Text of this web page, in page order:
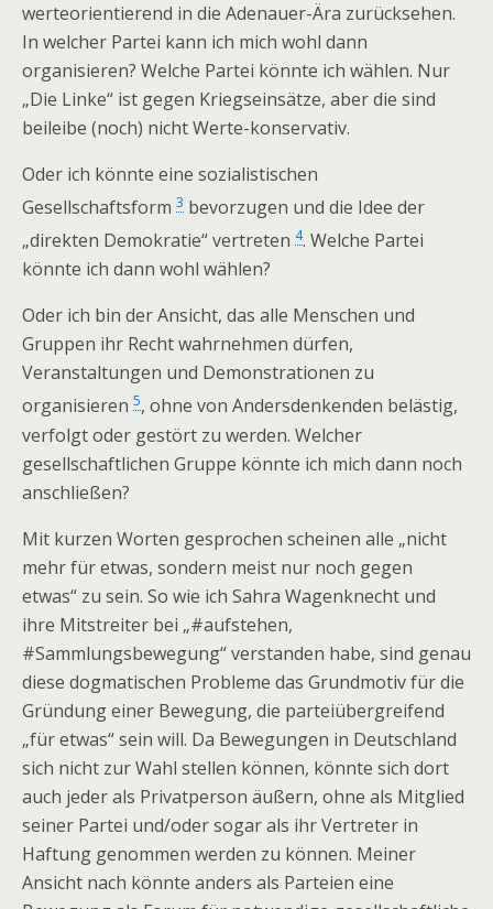
werteorientierend in die Adenauer-Ära zurücksehen.
In welcher Partei kann ich mich wohl dann
organisieren? Welche Partei könnte ich wählen. Nur
„Die Linke“ ist gegen Kriegseinsätze, aber die sind
beileibe (noch) nicht Werte-konservativ.
Oder ich könnte eine sozialistischen
Gesellschaftsform 3 bevorzugen und die Idee der
„direkten Demokratie“ vertreten 4. Welche Partei
könnte ich dann wohl wählen?
Oder ich bin der Ansicht, das alle Menschen und
Gruppen ihr Recht wahrnehmen dürfen,
Veranstaltungen und Demonstrationen zu
organisieren 5, ohne von Andersdenkenden belästig,
verfolgt oder gestört zu werden. Welcher
gesellschaftlichen Gruppe könnte ich mich dann noch
anschließen?
Mit kurzen Worten gesprochen scheinen alle „nicht
mehr für etwas, sondern meist nur noch gegen
etwas“ zu sein. So wie ich Sahra Wagenknecht und
ihre Mitstreiter bei „#aufstehen,
#Sammlungsbewegung“ verstanden habe, sind genau
diese dogmatischen Probleme das Grundmotiv für die
Gründung einer Bewegung, die parteiübergreifend
„für etwas“ sein will. Da Bewegungen in Deutschland
sich nicht zur Wahl stellen können, könnte sich dort
auch jeder als Privatperson äußern, ohne als Mitglied
seiner Partei und/oder sogar als ihr Vertreter in
Haftung genommen werden zu können. Meiner
Ansicht nach könnte anders als Parteien eine